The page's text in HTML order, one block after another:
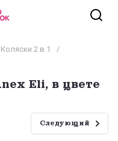
Коляски 2 в 1
/
Eli, в цвете
Следующий